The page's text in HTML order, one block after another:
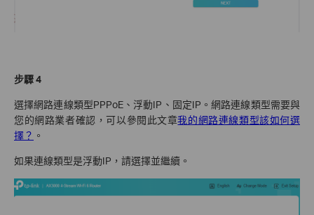
步驟 4
選擇網路連線類型PPPoE、浮動IP、固定IP 。網路連線類型需要與
您的網路業者確認，可以參閱此文章我的網路連線類型該如何選
擇？ 。
如果連線類型是浮動IP，請選擇並繼續。